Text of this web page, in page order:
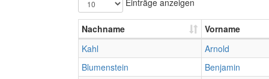
Einträge anzeigen
Nachname
Vorname
Kahl
Arnold
Blumenstein
Benjamin